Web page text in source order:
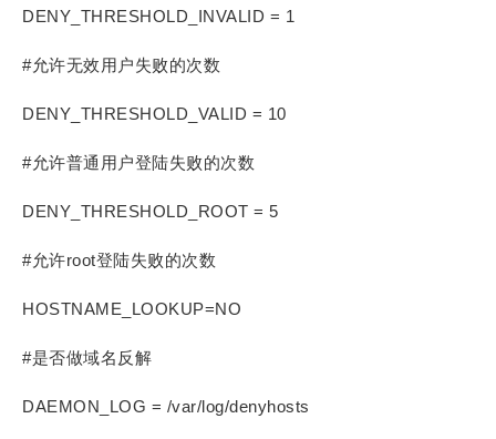
DENY_THRESHOLD_INVALID = 1
#允许无效用户失败的次数
DENY_THRESHOLD_VALID = 10
#允许普通用户登陆失败的次数
DENY_THRESHOLD_ROOT = 5
#允许root登陆失败的次数
HOSTNAME_LOOKUP=NO
#是否做域名反解
DAEMON_LOG = /var/log/denyhosts